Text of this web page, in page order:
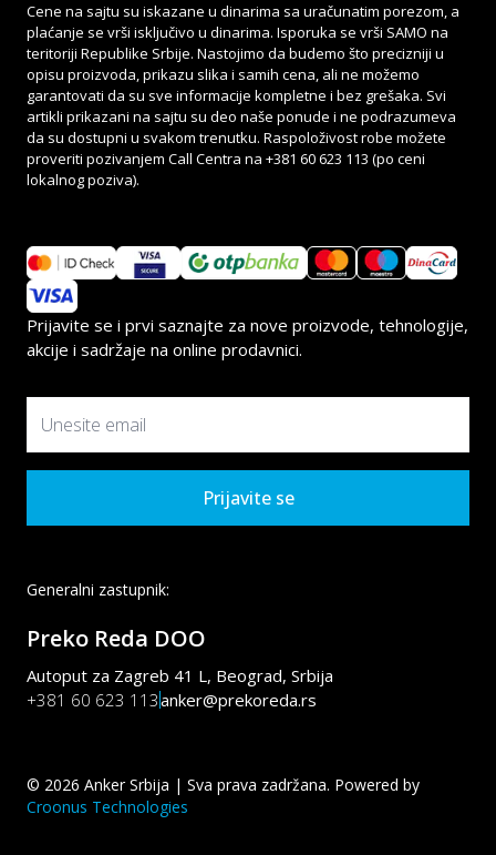
Cene na sajtu su iskazane u dinarima sa uračunatim porezom, a
plaćanje se vrši isključivo u dinarima. Isporuka se vrši SAMO na
teritoriji Republike Srbije. Nastojimo da budemo što precizniji u
opisu proizvoda, prikazu slika i samih cena, ali ne možemo
garantovati da su sve informacije kompletne i bez grešaka. Svi
artikli prikazani na sajtu su deo naše ponude i ne podrazumeva
da su dostupni u svakom trenutku. Raspoloživost robe možete
proveriti pozivanjem Call Centra na +381 60 623 113 (po ceni
lokalnog poziva).
Prijavite se i prvi saznajte za nove proizvode, tehnologije,
akcije i sadržaje na online prodavnici.
Prijavite se
Generalni zastupnik:
Preko Reda DOO
Autoput za Zagreb 41 L, Beograd, Srbija
+381 60 623 113anker@prekoreda.rs
© 2026 Anker Srbija | Sva prava zadržana. Powered by
Croonus Technologies